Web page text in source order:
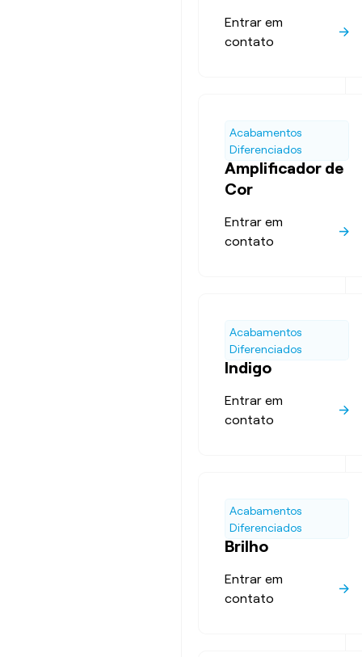
Entrar em
contato
Acabamentos
Diferenciados
Amplificador de
Cor
Entrar em
contato
Acabamentos
Diferenciados
Indigo
Entrar em
contato
Acabamentos
Diferenciados
Brilho
Entrar em
contato